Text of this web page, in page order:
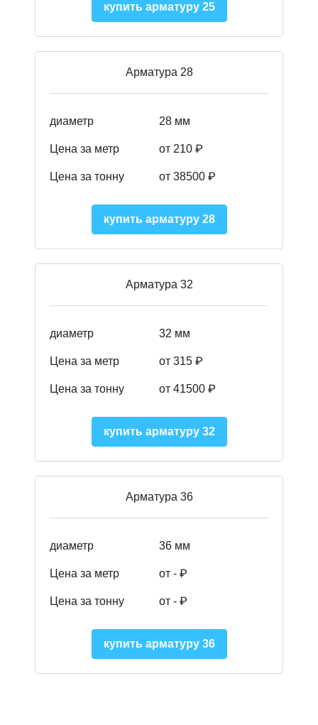
купить арматуру 25
Арматура 28
диаметр 28 мм
Цена за метр от 210 ₽
Цена за тонну от 38500 ₽
купить арматуру 28
Арматура 32
диаметр 32 мм
Цена за метр от 315 ₽
Цена за тонну от 41500 ₽
купить арматуру 32
Арматура 36
диаметр 36 мм
Цена за метр от - ₽
Цена за тонну от - ₽
купить арматуру 36